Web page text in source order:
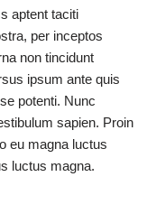
aptent taciti
per inceptos
non tincidunt
ipsum ante quis
potenti. Nunc
sapien. Proin
eu magna luctus
luctus magna.